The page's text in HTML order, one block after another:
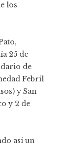
los
25 de
de
Febril
y San
y 2 de
así un